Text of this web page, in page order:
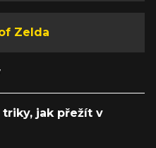
Zelda
triky, jak přežít v